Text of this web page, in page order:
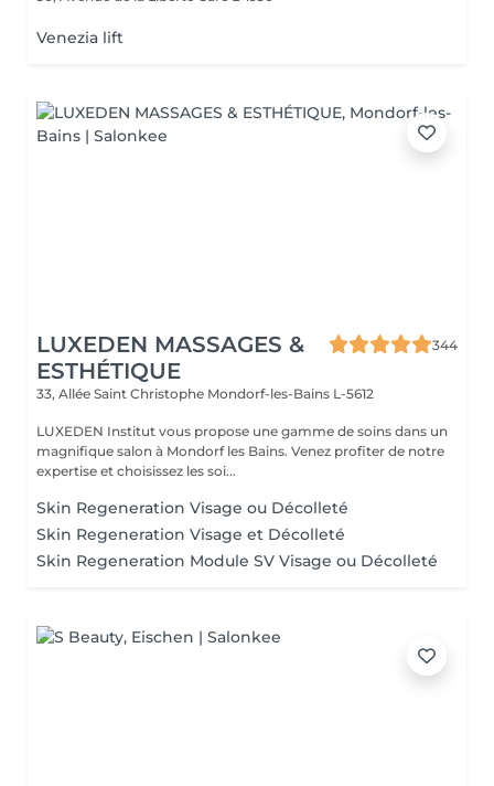
Venezia lift
LUXEDEN MASSAGES &
ESTHÉTIQUE
344
33, Allée Saint Christophe Mondorf-les-Bains L-5612
LUXEDEN Institut vous propose une gamme de soins dans un
magnifique salon à Mondorf les Bains. Venez profiter de notre
expertise et choisissez les soi...
Skin Regeneration Visage ou Décolleté
Skin Regeneration Visage et Décolleté
Skin Regeneration Module SV Visage ou Décolleté